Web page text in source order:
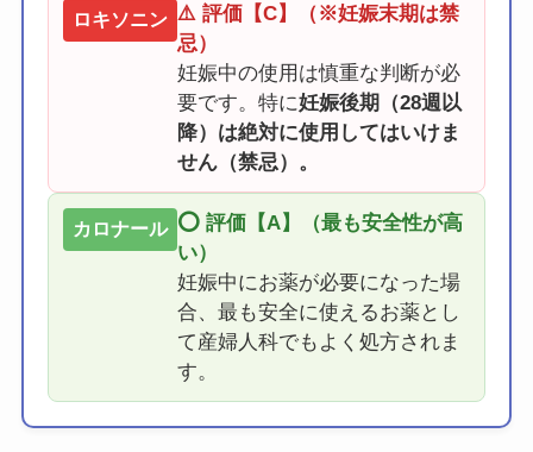
ロキソニン ⚠️ 評価【C】（※妊娠末期は禁
忌）
妊娠中の使用は慎重な判断が必
要です。特に妊娠後期（28週以
降）は絶対に使用してはいけま
せん（禁忌）。
カロナール ⭕️ 評価【A】（最も安全性が高
い）
妊娠中にお薬が必要になった場
合、最も安全に使えるお薬とし
て産婦人科でもよく処方されま
す。